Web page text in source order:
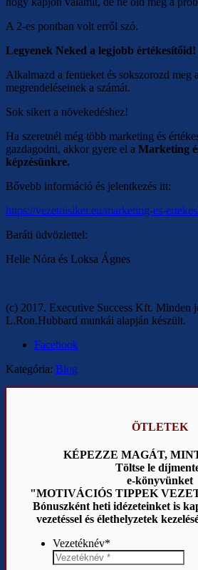
A 2-es pontban volt erről szó.
Legyenek Neked a legjobb értékesítőid!
Alkalmazd a fentieket és sokszorozd meg
megrendeléseinek a számát.
Sok sikert a növekedéshez!
Ha szeretnél még több marketing és
gazdagodni, akkor gyere el a Marketing
képzésünkre.
Bővebb információ és jelentkezés itt:
https://vezetoisiker.eu/marketing-es-
Baráti üdvözlettel:
Helle Nóra és Loksa Ágnes
(c) 2017. Executive Success Kft. Minden
L.Ron.Hubbard munkái alapján készült.
Facebook
Kategória: Blog
ÖTLETEK
KÉPEZZE MAGÁT,
Töltse le
e-könyvünket
"MOTIVÁCIÓS TIPPEK
Bónuszként heti idézeteinket is
vezetéssel és élethelyzetek
Vezetéknév*